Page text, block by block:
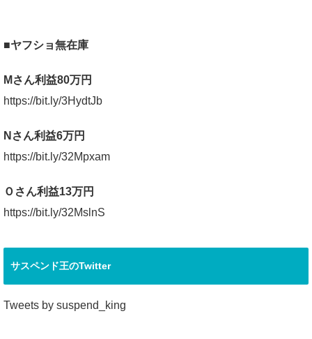
■ヤフショ無在庫
Mさん利益80万円
https://bit.ly/3HydtJb
Nさん利益6万円
https://bit.ly/32Mpxam
Ｏさん利益13万円
https://bit.ly/32MslnS
サスペンド王のTwitter
Tweets by suspend_king